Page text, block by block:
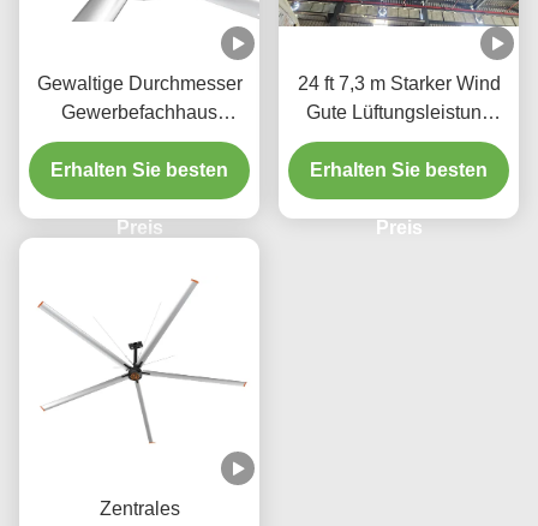
Gewaltige Durchmesser
Gewerbefachhaus
Deckenventilatoren 5
Blade HVLS Ventilator
40dB
Erhalten Sie besten
Preis
24 ft 7,3 m Starker Wind
Gute Lüftungsleistung
Große Abdeckungsfläche
HVls Ventilator
Erhalten Sie besten
Preis
Zentrales